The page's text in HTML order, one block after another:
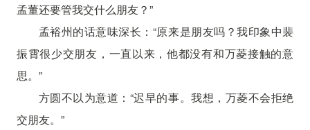
孟董还要管我交什么朋友？”
孟裕州的话意味深长：“原来是朋友吗？我印象中裴
振霄很少交朋友，一直以来，他都没有和万菱接触的意
思。”
方圆不以为意道：“迟早的事。我想，万菱不会拒绝
交朋友。”